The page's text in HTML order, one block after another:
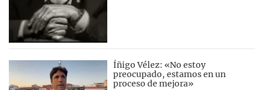
Íñigo Vélez: «No estoy
preocupado, estamos en un
proceso de mejora»